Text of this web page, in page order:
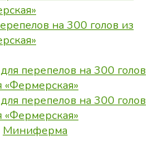
Миниферма